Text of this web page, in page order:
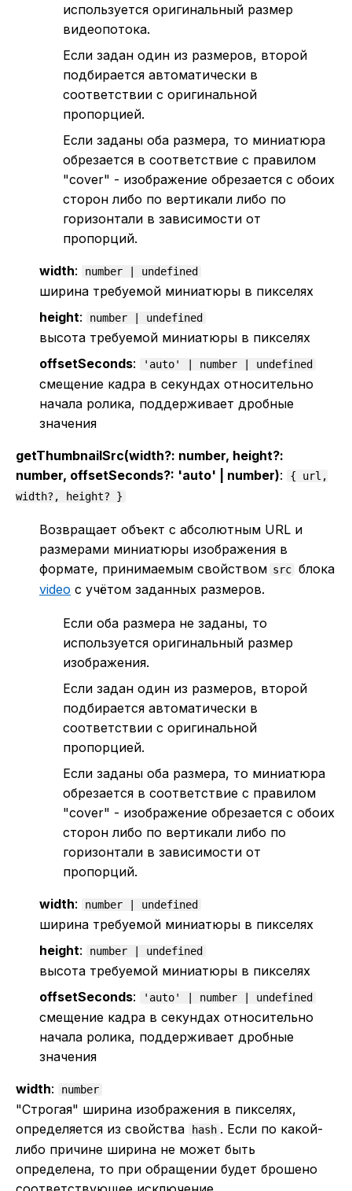
используется оригинальный размер
видеопотока.
Если задан один из размеров, второй
подбирается автоматически в
соответствии с оригинальной
пропорцией.
Если заданы оба размера, то миниатюра
обрезается в соответствие с правилом
"cover" - изображение обрезается с обоих
сторон либо по вертикали либо по
горизонтали в зависимости от
пропорций.
width: number | undefined
ширина требуемой миниатюры в пикселях
height: number | undefined
высота требуемой миниатюры в пикселях
offsetSeconds: 'auto' | number | undefined
смещение кадра в секундах относительно
начала ролика, поддерживает дробные
значения
getThumbnailSrc(width?: number, height?:
number, offsetSeconds?: 'auto' | number):
{ url,
width?, height? }
Возвращает объект с абсолютным URL и
размерами миниатюры изображения в
формате, принимаемым свойством src блока
video с учётом заданных размеров.
Если оба размера не заданы, то
используется оригинальный размер
изображения.
Если задан один из размеров, второй
подбирается автоматически в
соответствии с оригинальной
пропорцией.
Если заданы оба размера, то миниатюра
обрезается в соответствие с правилом
"cover" - изображение обрезается с обоих
сторон либо по вертикали либо по
горизонтали в зависимости от
пропорций.
width: number | undefined
ширина требуемой миниатюры в пикселях
height: number | undefined
высота требуемой миниатюры в пикселях
offsetSeconds: 'auto' | number | undefined
смещение кадра в секундах относительно
начала ролика, поддерживает дробные
значения
width: number
"Строгая" ширина изображения в пикселях,
определяется из свойства
hash . Если по какой-
либо причине ширина не может быть
определена, то при обращении будет брошено